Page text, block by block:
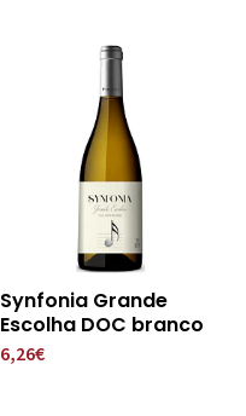
Synfonia Grande
Escolha DOC branco
6,26€